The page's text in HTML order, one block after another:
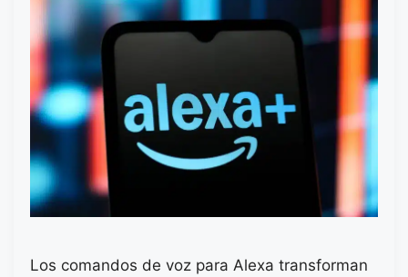
Los comandos de voz para Alexa transforman